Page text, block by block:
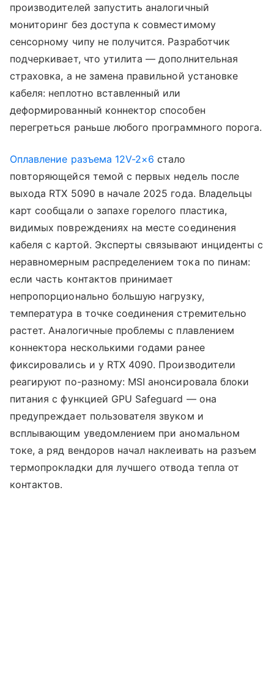
производителей запустить аналогичный
мониторинг без доступа к совместимому
сенсорному чипу не получится. Разработчик
подчеркивает, что утилита — дополнительная
страховка, а не замена правильной установке
кабеля: неплотно вставленный или
деформированный коннектор способен
перегреться раньше любого программного порога.
Оплавление разъема 12V-2×6 стало
повторяющейся темой с первых недель после
выхода RTX 5090 в начале 2025 года. Владельцы
карт сообщали о запахе горелого пластика,
видимых повреждениях на месте соединения
кабеля с картой. Эксперты связывают инциденты с
неравномерным распределением тока по пинам:
если часть контактов принимает
непропорционально большую нагрузку,
температура в точке соединения стремительно
растет. Аналогичные проблемы с плавлением
коннектора несколькими годами ранее
фиксировались и у RTX 4090. Производители
реагируют по-разному: MSI анонсировала блоки
питания с функцией GPU Safeguard — она
предупреждает пользователя звуком и
всплывающим уведомлением при аномальном
токе, а ряд вендоров начал наклеивать на разъем
термопрокладки для лучшего отвода тепла от
контактов.